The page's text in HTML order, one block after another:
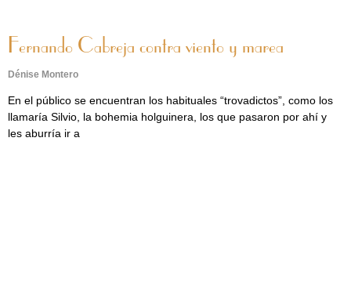
Fernando Cabreja contra viento y marea
Dénise Montero
En el público se encuentran los habituales “trovadictos”, como los
llamaría Silvio, la bohemia holguinera, los que pasaron por ahí y
les aburría ir a